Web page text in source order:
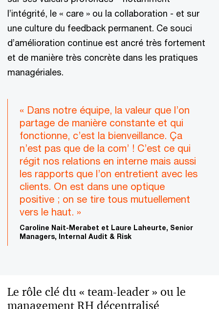
l’intégrité, le « care » ou la collaboration - et sur
une culture du feedback permanent. Ce souci
d’amélioration continue est ancré très fortement
et de manière très concrète dans les pratiques
managériales.
« Dans notre équipe, la valeur que l’on
partage de manière constante et qui
fonctionne, c’est la bienveillance. Ça
n’est pas que de la com’ ! C’est ce qui
régit nos relations en interne mais aussi
les rapports que l’on entretient avec les
clients. On est dans une optique
positive ; on se tire tous mutuellement
vers le haut. »
Caroline Nait-Merabet et Laure Laheurte, Senior
Managers, Internal Audit & Risk
Le rôle clé du « team-leader » ou le
management RH décentralisé